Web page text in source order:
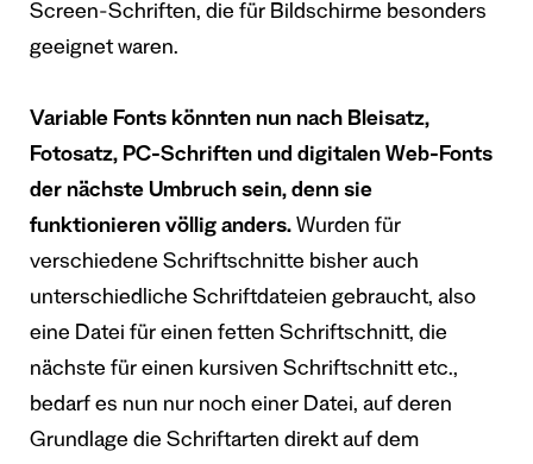
Screen-Schriften, die für Bildschirme besonders
geeignet waren.
Variable Fonts könnten nun nach Bleisatz,
Fotosatz, PC-Schriften und digitalen Web-Fonts
der nächste Umbruch sein, denn sie
funktionieren völlig anders. Wurden für
verschiedene Schriftschnitte bisher auch
unterschiedliche Schriftdateien gebraucht, also
eine Datei für einen fetten Schriftschnitt, die
nächste für einen kursiven Schriftschnitt etc.,
bedarf es nun nur noch einer Datei, auf deren
Grundlage die Schriftarten direkt auf dem